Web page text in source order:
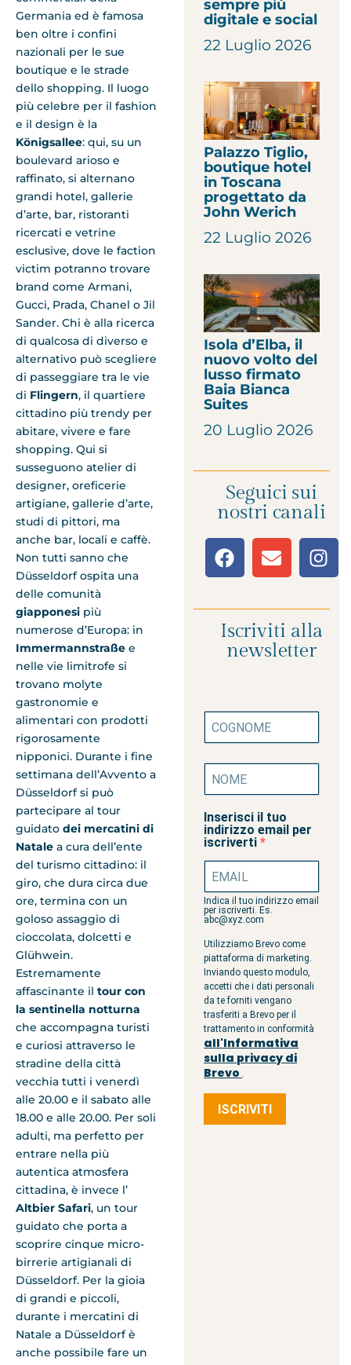
Germania ed è famosa
ben oltre i confini
nazionali per le sue
boutique e le strade
dello shopping. Il luogo
più celebre per il fashion
e il design è la
Königsallee: qui, su un
boulevard arioso e
raffinato, si alternano
grandi hotel, gallerie
d’arte, bar, ristoranti
ricercati e vetrine
esclusive, dove le faction
victim potranno trovare
brand come Armani,
Gucci, Prada, Chanel o Jil
Sander. Chi è alla ricerca
di qualcosa di diverso e
alternativo può scegliere
di passeggiare tra le vie
di Flingern, il quartiere
cittadino più trendy per
abitare, vivere e fare
shopping. Qui si
susseguono atelier di
designer, oreficerie
artigiane, gallerie d’arte,
studi di pittori, ma
anche bar, locali e caffè.
Non tutti sanno che
Düsseldorf ospita una
delle comunità
giapponesi più
numerose d’Europa: in
Immermannstraße e
nelle vie limitrofe si
trovano molyte
gastronomie e
alimentari con prodotti
rigorosamente
nipponici. Durante i fine
settimana dell’Avvento a
Düsseldorf si può
partecipare al tour
guidato dei mercatini di
Natale a cura dell’ente
del turismo cittadino: il
giro, che dura circa due
ore, termina con un
goloso assaggio di
cioccolata, dolcetti e
Glühwein.
Estremamente
affascinante il tour con
la sentinella notturna
che accompagna turisti
e curiosi attraverso le
stradine della città
vecchia tutti i venerdì
alle 20.00 e il sabato alle
18.00 e alle 20.00. Per soli
adulti, ma perfetto per
entrare nella più
autentica atmosfera
cittadina, è invece l’
Altbier Safari, un tour
guidato che porta a
scoprire cinque micro-
birrerie artigianali di
Düsseldorf. Per la gioia
di grandi e piccoli,
durante i mercatini di
Natale a Düsseldorf è
anche possibile fare un
sempre più
digitale e social
22 Luglio 2026
Palazzo Tiglio,
boutique hotel
in Toscana
progettato da
John Werich
22 Luglio 2026
Isola d’Elba, il
nuovo volto del
lusso firmato
Baia Bianca
Suites
20 Luglio 2026
Seguici sui
nostri canali
Iscriviti alla
newsletter
Inserisci il tuo
indirizzo email per
iscriverti
Indica il tuo indirizzo email
per iscriverti. Es.
abc@xyz.com
Utilizziamo Brevo come
piattaforma di marketing.
Inviando questo modulo,
accetti che i dati personali
da te forniti vengano
trasferiti a Brevo per il
trattamento in conformità
all'Informativa
sulla privacy di
Brevo .
ISCRIVITI